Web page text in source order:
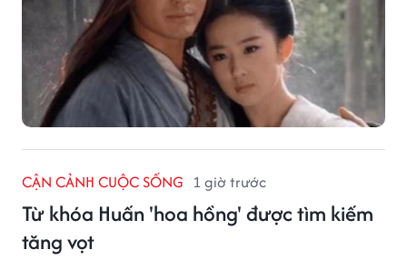
CẬN CẢNH CUỘC SỐNG 1 giờ trước
Từ khóa Huấn 'hoa hồng' được tìm kiếm
tăng vọt